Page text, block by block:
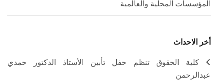
المؤسسات المحلية والعالمية
أخر الاحداث
كلية الحقوق تنظم حفل تأبين الأستاذ الدكتور حمدي
عبدالرحمن